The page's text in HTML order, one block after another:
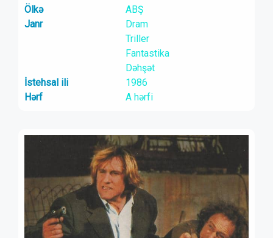
Ölkə
ABŞ
Janr
Dram
Triller
Fantastika
Dəhşət
İstehsal ili
1986
Hərf
A hərfi